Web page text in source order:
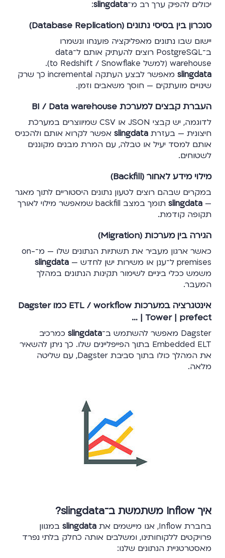
יכולים להפיק ערך רב מ־slingdata
:
סנכרון בין בסיסי נתונים (Database Replication)
יישום שבו נתונים מאפליקציה פוענחו ונשמרו
ב־PostgreSQL רוצים להעתיק אותם ל־data
warehouse (למשל to Redshift / Snowflake).
slingdata
מאפשר לבצע העתקה incremental כך שרק
שינויים מועתקים — חוסך משאבים וזמן.
העברת קבצים למערכת BI / Data warehouse
לדוגמה, יש קבצי JSON או CSV שמיווצרים במערכת
חיצונית — בעזרת slingdataאפשר לקרוא אותם ולהכניס
אותם למסד יעיל או טבלה, עם המרת מבנים מקוננים
לשטוחים.
מילוי מידע לאחור (Backfill)
במקרים שבהם רוצים לטעון נתונים היסטוריים לתוך מאגר
—
slingdata
תומך במצב backfill שמאפשר מילוי לאורך
תקופה קודמת.
הגירה בין מערכות (Migration)
כאשר ארגון מעביר את תשתיות הנתונים שלו — מ־on-
premises ל־ענן או משירות ישן לחדש —
slingdata
משמש ככלי ביניים לשימור תקינות הנתונים במהלך
המעבר.
אינטגרציה במערכות ETL / workflow כמו Dagster
| Tower | prefect …
Dagster מאפשר להשתמש ב־ slingdataכמרכיב
Embedded ELT בתוך הפייפליינים שלו. כך ניתן להשאיר
את המהלך כולו בתוך סביבת Dagster, עם שליטה
מלאה.
איך Inflow משתמשת ב־slingdata?
בחברת Inflow, אנו מיישמים את slingdataבמגוון
פרויקטים ללקוחותינו, ומשלבים אותה כחלק בלתי נפרד
מאסטרטגיית הנתונים שלנו: